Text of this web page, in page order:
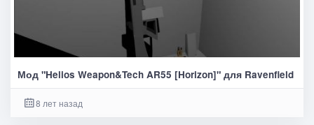
Мод "Helios Weapon&Tech AR55 [Horizon]" для Ravenfield
8 лет назад